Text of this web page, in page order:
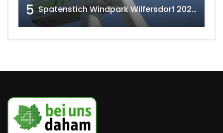
5 Spatenstich Windpark Wilfersdorf 2023 w4tv177